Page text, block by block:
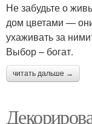
Не забудьте о
дом цветами —
ухаживать за
Выбор – богат.
читать дальше →